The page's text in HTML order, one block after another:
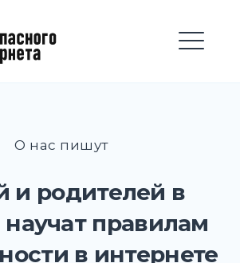
EXPAND
О нас пишут
и родителей в
правилам
в интернете